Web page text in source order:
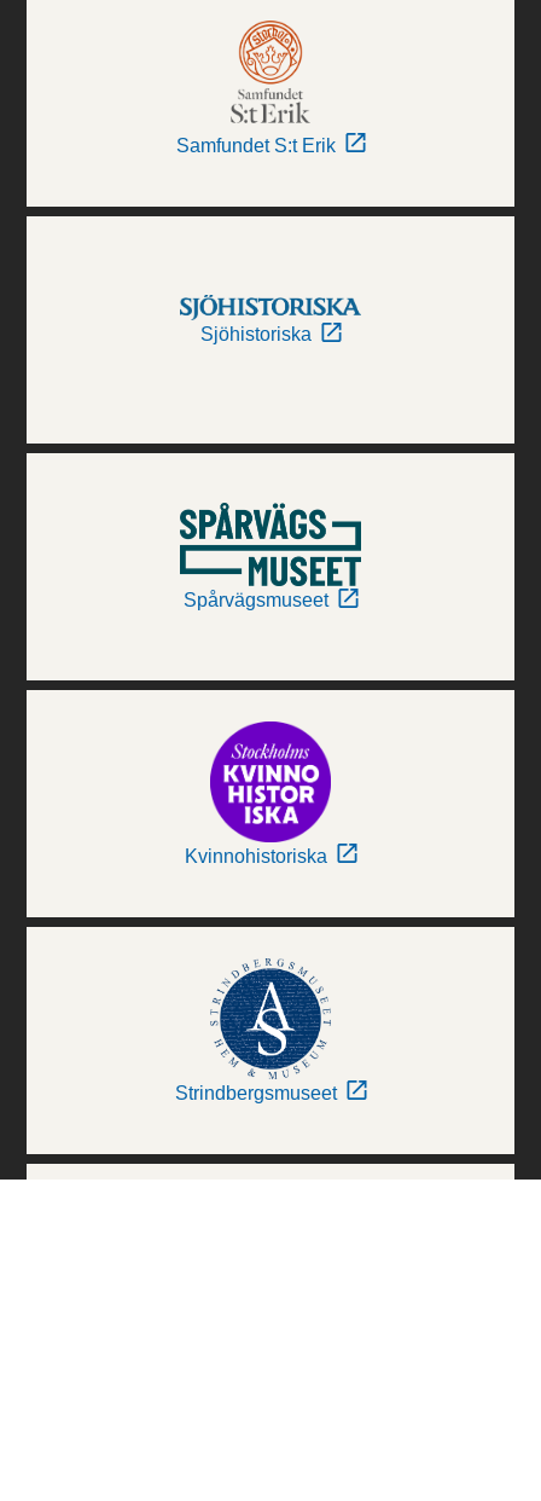
Samfundet S:t Erik
Sjöhistoriska
Spårvägsmuseet
Kvinnohistoriska
Strindbergsmuseet